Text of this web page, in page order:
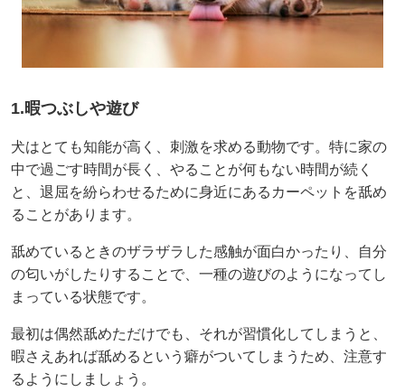
1.暇つぶしや遊び
犬はとても知能が高く、刺激を求める動物です。特に家の
中で過ごす時間が長く、やることが何もない時間が続く
と、退屈を紛らわせるために身近にあるカーペットを舐め
ることがあります。
舐めているときのザラザラした感触が面白かったり、自分
の匂いがしたりすることで、一種の遊びのようになってし
まっている状態です。
最初は偶然舐めただけでも、それが習慣化してしまうと、
暇さえあれば舐めるという癖がついてしまうため、注意す
るようにしましょう。